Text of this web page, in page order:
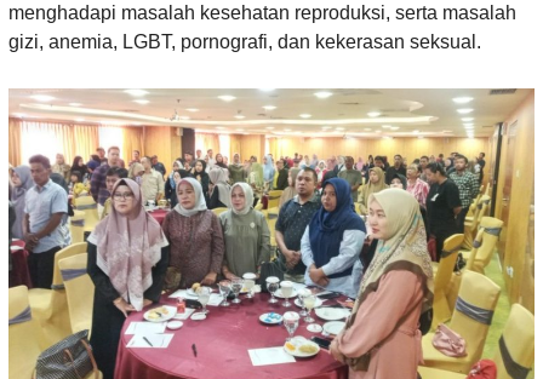
menghadapi masalah kesehatan reproduksi, serta masalah
gizi, anemia, LGBT, pornografi, dan kekerasan seksual.